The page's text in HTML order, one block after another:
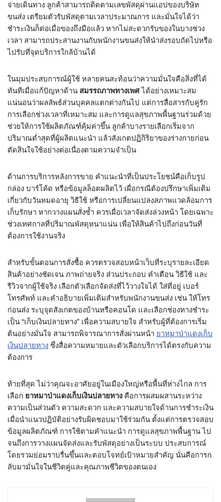
จ่ายเดินทาง ลูกค้าสามารถติดตามเลขพัสดุผ่านแอปของบริษัท
ขนส่ง เตรียมตัวรับพัสดุตามเวลาประมาณการ และมั่นใจได้ว่า
ชำระเงินก็ต่อเมื่อของถึงมือแล้ว หากไม่สะดวกรับของในบางช่วง
เวลา สามารถประสานงานกับพนักงานขนส่งให้นำส่งรอบถัดไปหรือ
ไปรับที่จุดบริการใกล้บ้านได้
ในมุมประสบการณ์ผู้ใช้ หลายคนสะท้อนว่าความมั่นใจคือสิ่งที่ได้
ทันทีเมื่อแก้ปัญหาด้าน สมรรถภาพทางเพศได้อย่างเหมาะสม
แน่นอนว่าผลลัพธ์ส่วนบุคคลแตกต่างกันไป แต่การสื่อสารกับคู่รัก
การเลือกช่วงเวลาที่เหมาะสม และการดูแลสุขภาพพื้นฐานร่วมด้วย
ช่วยให้การใช้ผลิตภัณฑ์คุ้มค่าขึ้น ลูกค้าบางรายเลือกเริ่มจาก
ปริมาณต่ำสุดที่ผู้ผลิตแนะนำ แล้วสังเกตปฏิกิริยาของร่างกายก่อน
ตัดสินใจใช้อย่างต่อเนื่องตามความจำเป็น
ด้านการบริการหลังการขาย คำแนะนำที่เป็นประโยชน์คือเก็บรูป
กล่อง บาร์โค้ด หรือข้อมูลล็อตผลิตไว้ เผื่อกรณีต้องปรึกษาเพิ่มเติม
เกี่ยวกับวันหมดอายุ วิธีใช้ หรือการเปลี่ยนแปลงสภาพแวดล้อมการ
เก็บรักษา หากวางแผนสั่งซ้ำ ควรเผื่อเวลาจัดส่งล่วงหน้า โดยเฉพาะ
ช่วงเทศกาลที่ปริมาณพัสดุหนาแน่น เพื่อให้สินค้าไปถึงก่อนวันที่
ต้องการใช้งานจริง
สำหรับขั้นตอนการสั่งซื้อ ควรตรวจสอบหน้าเว็บที่ระบุรายละเอียด
สินค้าอย่างชัดเจน ภาพถ่ายจริง ส่วนประกอบ คำเตือน วิธีใช้ และ
รีวิวจากผู้ใช้จริง เลือกตัวเลือกจัดส่งที่ไว้วางใจได้ ใส่ที่อยู่ เบอร์
โทรศัพท์ และคำอธิบายเพิ่มเติมสำหรับพนักงานขนส่ง เช่น ให้โทร
ก่อนส่ง ระบุจุดสังเกตของบ้านหรือคอนโด และเลือกช่องทางชำระ
เป็น “เก็บเงินปลายทาง” เพื่อความสบายใจ สำหรับผู้ที่ต้องการเริ่ม
ต้นอย่างมั่นใจ สามารถพิจารณาการสั่งผ่านหน้า ยาหมาป่าแดงเก็บ
เงินปลายทาง ซึ่งสื่อความหมายและตัวเลือกบริการได้ตรงกับความ
ต้องการ
ท้ายที่สุด ไม่ว่าคุณจะอาศัยอยู่ในเมืองใหญ่หรือพื้นที่ห่างไกล การ
เลือก ยาหมาป่าแดงเก็บเงินปลายทาง คือการผสมผสานระหว่าง
ความเป็นส่วนตัว ความสะดวก และความสบายใจด้านการชำระเงิน
เมื่อนำแนวปฏิบัติอย่างรับผิดชอบมาใช้ร่วมกัน ตั้งแต่การตรวจสอบ
ข้อมูลผลิตภัณฑ์ การใช้ตามคำแนะนำ การดูแลสุขภาพพื้นฐาน ไป
จนถึงการวางแผนจัดส่งและรับพัสดุอย่างเป็นระบบ ประสบการณ์
โดยรวมย่อมราบรื่นขึ้นและตอบโจทย์เป้าหมายสำคัญ นั่นคือการก
ลับมามั่นใจในชีวิตคู่และคุณภาพชีวิตของตนเอง